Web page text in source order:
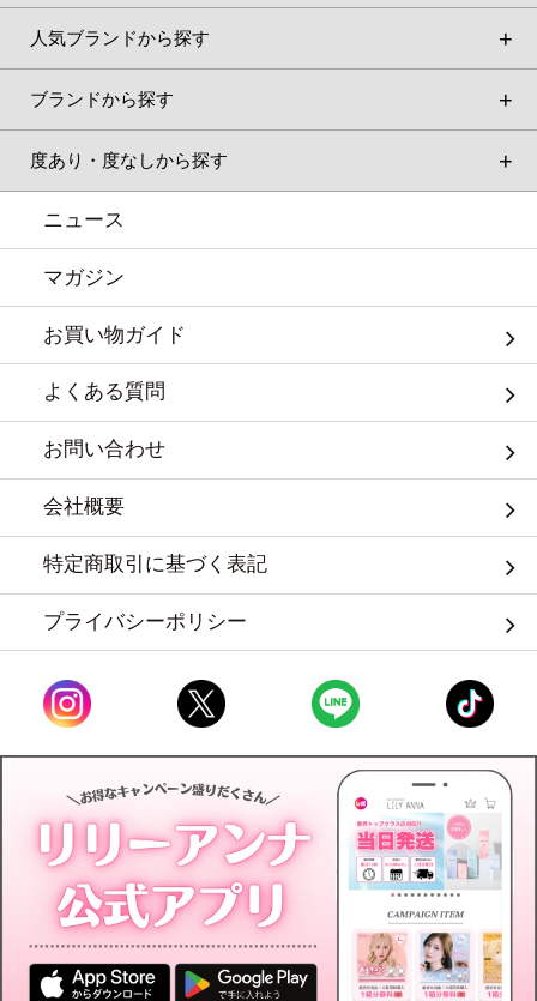
人気ブランドから探す
ブランドから探す
度あり・度なしから探す
ニュース
マガジン
お買い物ガイド
よくある質問
お問い合わせ
会社概要
特定商取引に基づく表記
プライバシーポリシー